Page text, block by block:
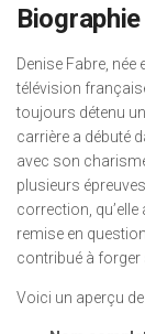
Denise Fabre, née
télévision
toujours détenu
carrière a débuté
avec son
plusieurs
correction,
remise en
contribué à forger
Voici un aperçu